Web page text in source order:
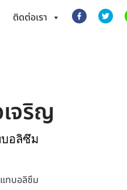
ติดต่อเรา
จริญ
บอลิซึม
แทบอลิซึม